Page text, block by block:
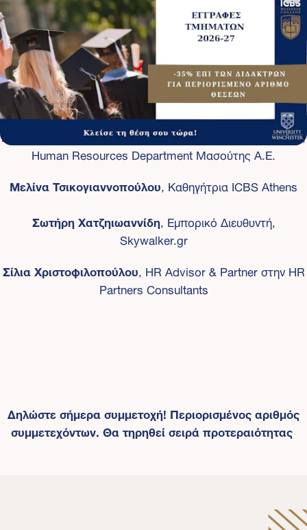
"Αναζήτηση εργασίας και αναζήτηση του κατάλληλου
εργαζόμενου: το μέλλον ανήκει σε αυτούς που το
προετοιμάζουν σωστά.
με ομιλητές τους:
Βικτωρία Αλαμίση, Training and Staff Development Head,
Human Resources Department Μασούτης Α.Ε.
Μελίνα Τσικογιαννοπούλου, Καθηγήτρια ICBS Athens
Σωτήρη Χατζηιωαννίδη, Εμπορικό Διευθυντή,
Skywalker.gr
Σίλια Χριστοφιλοπούλου, HR Advisor & Partner στην HR
Partners Consultants
Δηλώστε σήμερα συμμετοχή! Περιορισμένος αριθμός
συμμετεχόντων. Θα τηρηθεί σειρά προτεραιότητας